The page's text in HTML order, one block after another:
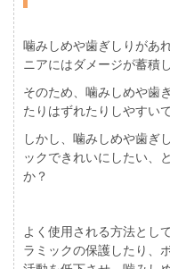
噛みしめや歯ぎしりがあ
ニアにはダメージが蓄積
そのため、噛みしめや歯
たりはずれたりしやすいで
しかし、噛みしめや歯ぎ
ックできれいにしたい、
か？
よく使用される方法とし
ラミックの保護したり、